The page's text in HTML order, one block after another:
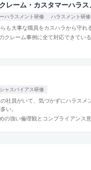
レーム・カスタマーハラス
ハラスメント研修 ハラスメント研修
も大事な職員をカスハラから守れ
クレーム事例に全て対応できてい
ャスバイアス研修
社員がいて、気づかずにハラスメ
い。
の強い倫理観とコンプライアンス意